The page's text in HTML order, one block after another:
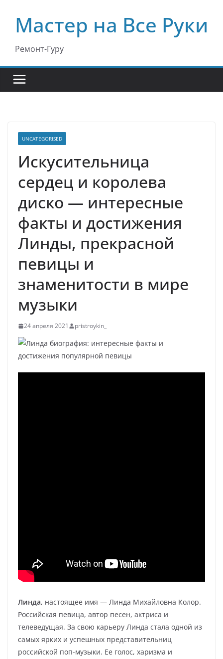
содержимому
Мастер на Все Руки
Ремонт-Гуру
UNCATEGORISED
Искусительница
сердец и королева
диско — интересные
факты и достижения
Линды, прекрасной
певицы и
знаменитости в мире
музыки
24 апреля 2021 pristroykin_
Линда, настоящее имя — Линда Михайловна Колор.
Российская певица, автор песен, актриса и
телеведущая. За свою карьеру Линда стала одной из
самых ярких и успешных представительниц
российской поп-музыки. Ее голос, харизма и